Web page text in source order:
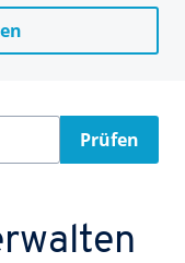
Prüfen